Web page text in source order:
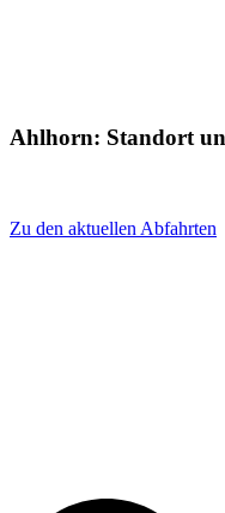
Ahlhorn: Standort
Zu den aktuellen Abfahrten